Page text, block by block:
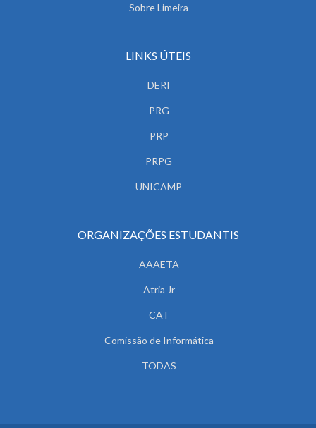
Sobre Limeira
LINKS ÚTEIS
DERI
PRG
PRP
PRPG
UNICAMP
ORGANIZAÇÕES ESTUDANTIS
AAAETA
Atria Jr
CAT
Comissão de Informática
TODAS